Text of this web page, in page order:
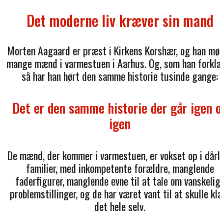
Det moderne liv kræver sin mand
Morten Aagaard er præst i Kirkens Korshær, og han
mange mænd i varmestuen i Aarhus. Og, som han
så har han hørt den samme historie tusinde gange:
Det er den samme historie der går igen
igen
De mænd, der kommer i varmestuen, er vokset op i
familier, med inkompetente forældre, manglende
faderfigurer, manglende evne til at tale om
problemstillinger, og de har været vant til at skulle
det hele selv.